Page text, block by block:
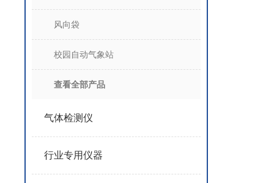
风向袋
校园自动气象站
查看全部产品
气体检测仪
行业专用仪器